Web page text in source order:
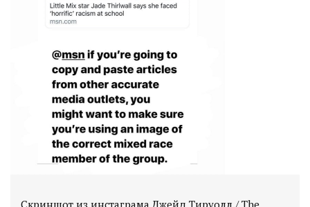
Скриншот из инстаграма Джейд Тируолл / The